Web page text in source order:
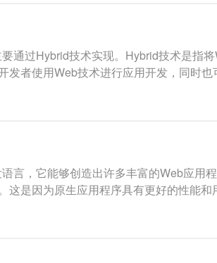
通过Hybrid技术实现。Hybrid技术是指
发者使用Web技术进行应用开发，同时
言，它能够创造出许多丰富的Web应
这是因为原生应用程序具有更好的性能